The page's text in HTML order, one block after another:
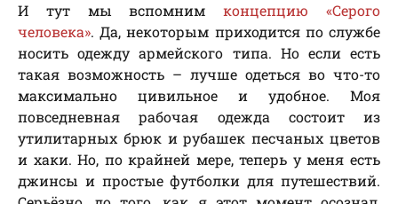
И тут мы вспомнимконцепцию «Серого
человека». Да, некоторым приходится по службе
носить одежду армейского типа. Но если есть
такая возможность – лучше одеться во что-то
максимально цивильное и удобное. Моя
повседневная рабочая одежда состоит из
утилитарных брюк и рубашек песчаных цветов
и хаки. Но, по крайней мере, теперь у меня есть
джинсы и простые футболки для путешествий.